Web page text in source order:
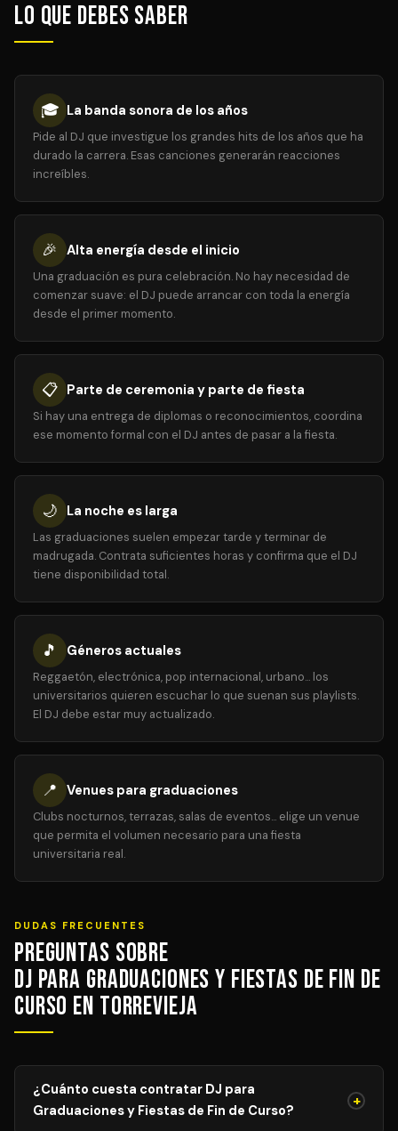
Lo que debes saber
🎓 La banda sonora de los años
Pide al DJ que investigue los grandes hits de los años que ha
durado la carrera. Esas canciones generarán reacciones
increíbles.
🎉 Alta energía desde el inicio
Una graduación es pura celebración. No hay necesidad de
comenzar suave: el DJ puede arrancar con toda la energía
desde el primer momento.
📋 Parte de ceremonia y parte de fiesta
Si hay una entrega de diplomas o reconocimientos, coordina
ese momento formal con el DJ antes de pasar a la fiesta.
🌙 La noche es larga
Las graduaciones suelen empezar tarde y terminar de
madrugada. Contrata suficientes horas y confirma que el DJ
tiene disponibilidad total.
🎵 Géneros actuales
Reggaetón, electrónica, pop internacional, urbano... los
universitarios quieren escuchar lo que suenan sus playlists.
El DJ debe estar muy actualizado.
📍 Venues para graduaciones
Clubs nocturnos, terrazas, salas de eventos... elige un venue
que permita el volumen necesario para una fiesta
universitaria real.
DUDAS FRECUENTES
Preguntas sobre
DJ para Graduaciones y Fiestas de Fin de
Curso en Torrevieja
¿Cuánto cuesta contratar DJ para
Graduaciones y Fiestas de Fin de Curso?
+